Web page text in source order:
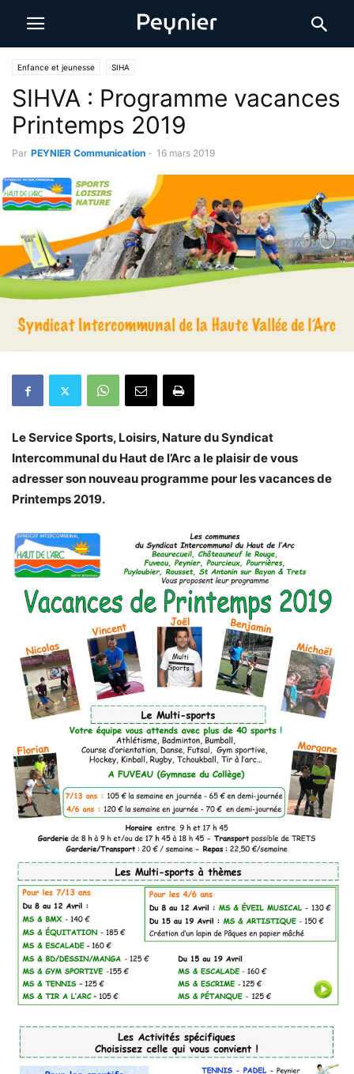
Enfance et jeunesse SIHA
SIHVA : Programme vacances
Printemps 2019
Par PEYNIER Communication - 16 mars 2019
Le Service Sports, Loisirs, Nature du Syndicat
Intercommunal du Haut de l’Arc a le plaisir de vous
adresser son nouveau programme pour les vacances de
Printemps 2019.